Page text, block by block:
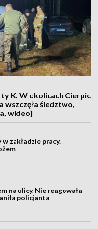
K. W okolicach Cierpic
wszczęła śledztwo,
wideo]
zakładzie pracy.
na ulicy. Nie reagowała
policjanta